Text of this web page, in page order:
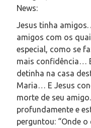
News:
Jesus tinha
amigos com os
especial, como se
mais confidência…
detinha na casa
Maria… E Jesus
morte de seu
profundamente e
perguntou: “Onde o